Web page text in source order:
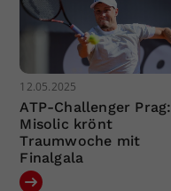
12.05.2025
ATP-Challenger Prag:
Misolic krönt
Traumwoche mit
Finalgala